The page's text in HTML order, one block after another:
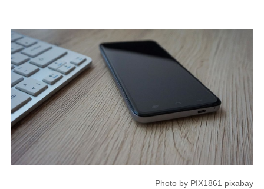
Photo by PIX1861 pixabay